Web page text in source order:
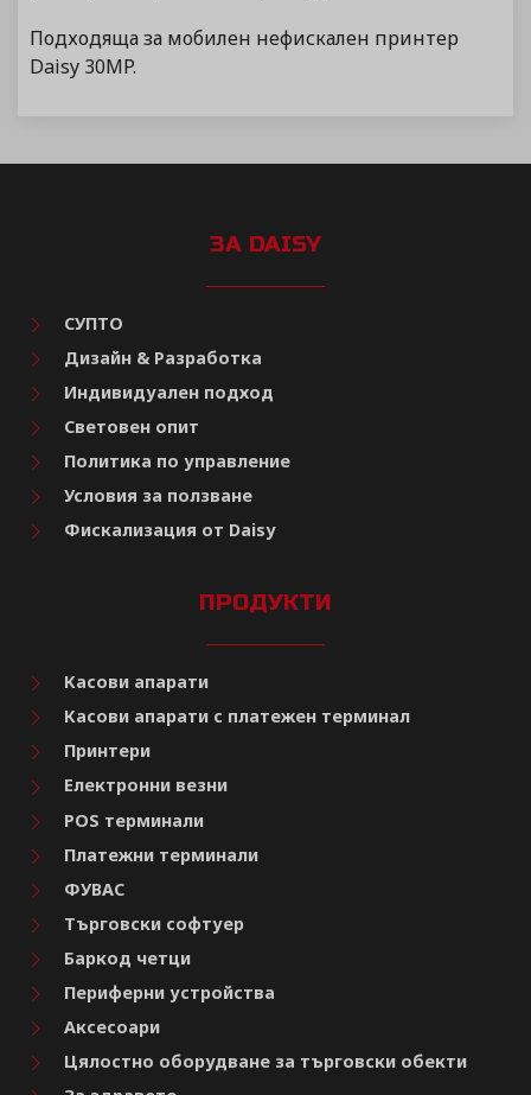
Подходяща за мобилен нефискален принтер
Daisy 30MP.
ЗА DAISY
СУПТО
Дизайн & Разработка
Индивидуален подход
Световен опит
Политика по управление
Условия за ползване
Фискализация от Daisy
ПРОДУКТИ
Касови апарати
Касови апарати с платежен терминал
Принтери
Електронни везни
POS терминали
Платежни терминали
ФУВАС
Търговски софтуер
Баркод четци
Периферни устройства
Аксесоари
Цялостно оборудване за търговски обекти